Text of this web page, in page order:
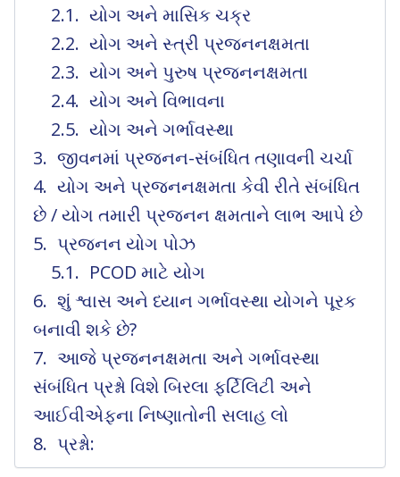
યોગ અને માસિક ચક્ર
યોગ અને સ્ત્રી પ્રજનનક્ષમતા
યોગ અને પુરુષ પ્રજનનક્ષમતા
યોગ અને વિભાવના
યોગ અને ગર્ભાવસ્થા
જીવનમાં પ્રજનન-સંબંધિત તણાવની ચર્ચા
યોગ અને પ્રજનનક્ષમતા કેવી રીતે સંબંધિત
છે / યોગ તમારી પ્રજનન ક્ષમતાને લાભ આપે છે
પ્રજનન યોગ પોઝ
PCOD માટે યોગ
શું શ્વાસ અને ધ્યાન ગર્ભાવસ્થા યોગને પૂરક
બનાવી શકે છે?
આજે પ્રજનનક્ષમતા અને ગર્ભાવસ્થા
સંબંધિત પ્રશ્નો વિશે બિરલા ફર્ટિલિટી અને
આઈવીએફના નિષ્ણાતોની સલાહ લો
પ્રશ્નો: